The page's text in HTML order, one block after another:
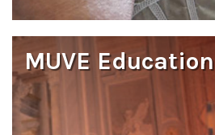
MUVE Education